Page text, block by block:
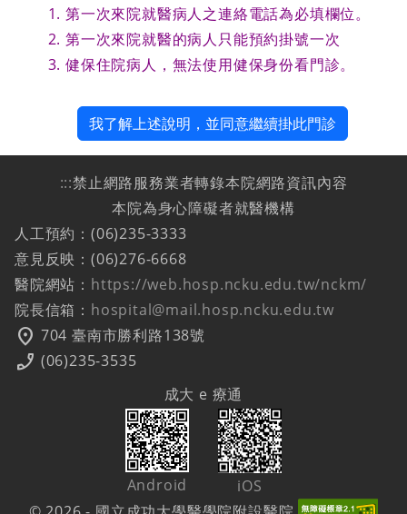
第一次來院就醫病人之連絡電話為必填欄位。
第一次來院就醫的病人只能預約掛號一次
健保住院病人，無法使用健保身份看門診。
我了解上述說明，並同意繼續掛此門診
:::禁止網路服務業者轉錄本院網路資訊內容
本院為身心障礙者就醫機構
人工預約：(06)235-3333
意見反映：(06)276-6668
醫院網站： https://web.hosp.ncku.edu.tw/nckm/
院長信箱： hospital@mail.hosp.ncku.edu.tw
location_on 704 臺南市勝利路138號
phone_enabled (06)235-3535
成大 e 療通
Android
iOS